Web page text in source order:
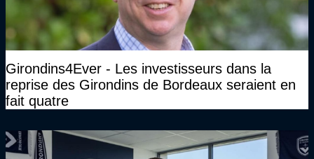
Girondins4Ever - Les investisseurs dans la
reprise des Girondins de Bordeaux seraient en
fait quatre